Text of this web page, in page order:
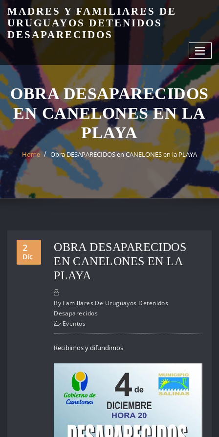
content
MADRES Y FAMILIARES DE
URUGUAYOS DETENIDOS
DESAPARECIDOS
OBRA DESAPARECIDOS
EN CANELONES EN LA
PLAYA
Home Obra DESAPARECIDOS en CANELONES en la PLAYA
2
Dic
OBRA DESAPARECIDOS
EN CANELONES EN LA
PLAYA
By Familiares De Uruguayos Detenidos
Desaparecidos
Eventos
Recibimos y difundimos